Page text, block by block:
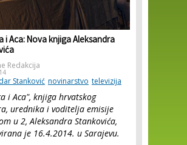
i Aca: Nova knjiga Aleksandra
Redakcija
Stanković novinarstvo televizija
i Aca", knjiga hrvatskog
urednika i voditelja emisije
u 2, Aleksandra Stankovića,
je 16.4.2014. u Sarajevu.